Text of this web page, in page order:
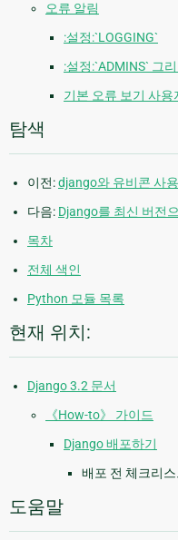
오류 알림
:설정:`LOGGING`
:설정:`ADMINS` 그
기본 오류 보기 사용
탐색
이전:django와 유비콘 사
다음: Django를 최신 버전
목차
전체 색인
Python 모듈 목록
현재 위치:
Django 3.2 문서
《How-to》 가이드
Django 배포하기
배포 전 체크리스
도움말